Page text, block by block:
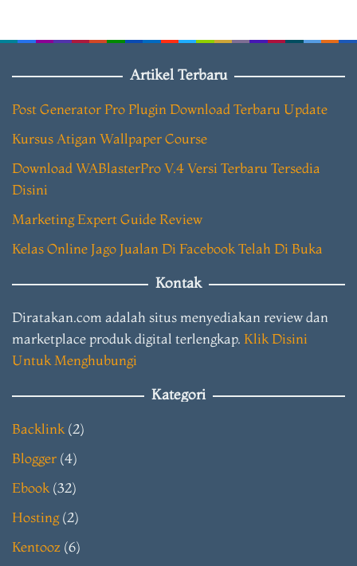
Artikel Terbaru
Post Generator Pro Plugin Download Terbaru Update
Kursus Atigan Wallpaper Course
Download WABlasterPro V.4 Versi Terbaru Tersedia
Disini
Marketing Expert Guide Review
Kelas Online Jago Jualan Di Facebook Telah Di Buka
Kontak
Diratakan.com adalah situs menyediakan review dan
marketplace produk digital terlengkap. Klik Disini
Untuk Menghubungi
Kategori
Backlink (2)
Blogger (4)
Ebook (32)
Hosting(2)
Kentooz (6)